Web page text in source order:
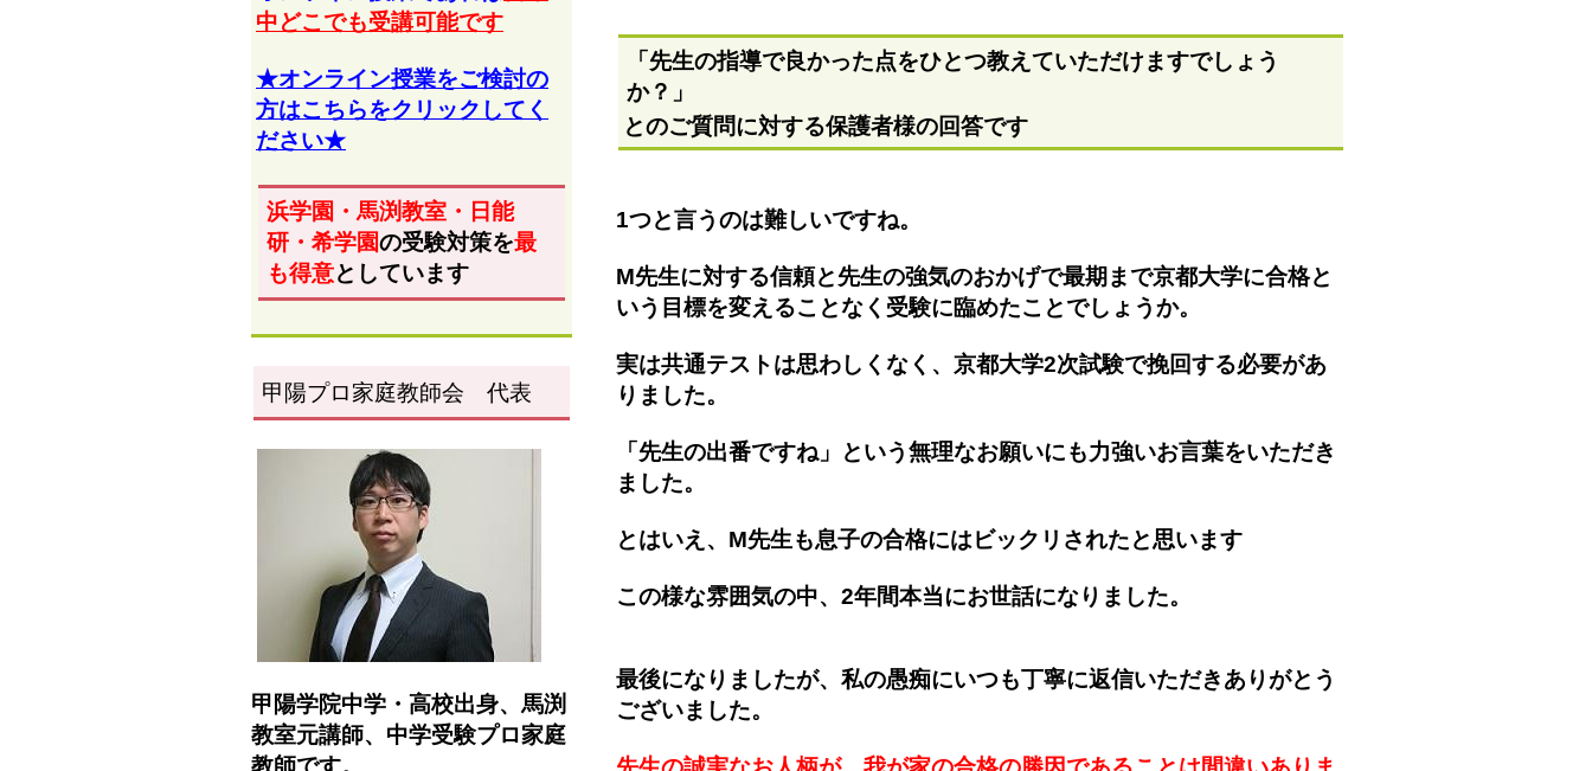
中どこでも受講可能です
★オンライン授業をご検討の
方はこちらをクリックしてく
ださい★
浜学園・馬渕教室・日能
研・希学園の受験対策を最
も得意としています
甲陽プロ家庭教師会 代表
甲陽学院中学・高校出身、馬渕
教室元講師、 中学受験プロ家庭
教師です。
「先生の指導で良かった点をひとつ教えていただけますでしょう
か？」
とのご質問に対する保護者様の回答です
1つと言うのは難しいですね。
M先生に対する信頼と先生の強気のおかげで最期まで京都大学に合格と
いう目標を変えることなく受験に臨めたことでしょうか。
実は共通テストは思わしくなく、京都大学2次試験で挽回する必要があ
りました。
「先生の出番ですね」という無理なお願いにも力強いお言葉をいただき
ました。
とはいえ、M先生も息子の合格にはビックリされたと思います
この様な雰囲気の中、2年間本当にお世話になりました。
最後になりましたが、私の愚痴にいつも丁寧に返信いただきありがとう
ございました。